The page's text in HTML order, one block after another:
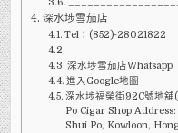
深水埗雪茄店
Tel：(852)-28021822
深水埗雪茄店Whatsapp
進入Google地圖
深水埗福榮街92C號地
Po Cigar Shop
Shui Po, Kowloon,